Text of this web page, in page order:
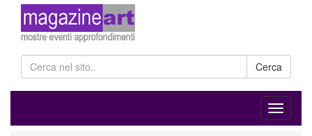
Cerca